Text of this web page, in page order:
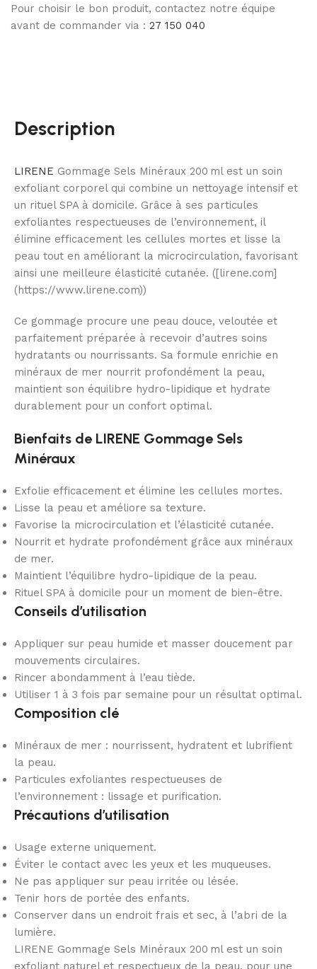
Pour choisir le bon produit, contactez notre équipe
avant de commander via : 27 150 040
Description
LIRENE Gommage Sels Minéraux 200 ml est un soin
exfoliant corporel qui combine un nettoyage intensif et
un rituel SPA à domicile. Grâce à ses particules
exfoliantes respectueuses de l’environnement, il
élimine efficacement les cellules mortes et lisse la
peau tout en améliorant la microcirculation, favorisant
ainsi une meilleure élasticité cutanée. ([lirene.com]
(https://www.lirene.com))
Ce gommage procure une peau douce, veloutée et
parfaitement préparée à recevoir d’autres soins
hydratants ou nourrissants. Sa formule enrichie en
minéraux de mer nourrit profondément la peau,
maintient son équilibre hydro-lipidique et hydrate
durablement pour un confort optimal.
Bienfaits de LIRENE Gommage Sels
Minéraux
Exfolie efficacement et élimine les cellules mortes.
Lisse la peau et améliore sa texture.
Favorise la microcirculation et l’élasticité cutanée.
Nourrit et hydrate profondément grâce aux minéraux
de mer.
Maintient l’équilibre hydro-lipidique de la peau.
Rituel SPA à domicile pour un moment de bien-être.
Conseils d’utilisation
Appliquer sur peau humide et masser doucement par
mouvements circulaires.
Rincer abondamment à l’eau tiède.
Utiliser 1 à 3 fois par semaine pour un résultat optimal.
Composition clé
Minéraux de mer : nourrissent, hydratent et lubrifient
la peau.
Particules exfoliantes respectueuses de
l’environnement : lissage et purification.
Précautions d’utilisation
Usage externe uniquement.
Éviter le contact avec les yeux et les muqueuses.
Ne pas appliquer sur peau irritée ou lésée.
Tenir hors de portée des enfants.
Conserver dans un endroit frais et sec, à l’abri de la
lumière.
LIRENE Gommage Sels Minéraux 200 ml est un soin
exfoliant naturel et respectueux de la peau, pour une